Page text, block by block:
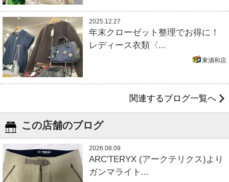
2025.12.27
年末クローゼット整理でお得に！
レディース衣類〈...
東浦和店
関連するブログ一覧へ
この店舗のブログ
2026.08.09
ARC'TERYX (アークテリクス)より
ガンマライト...